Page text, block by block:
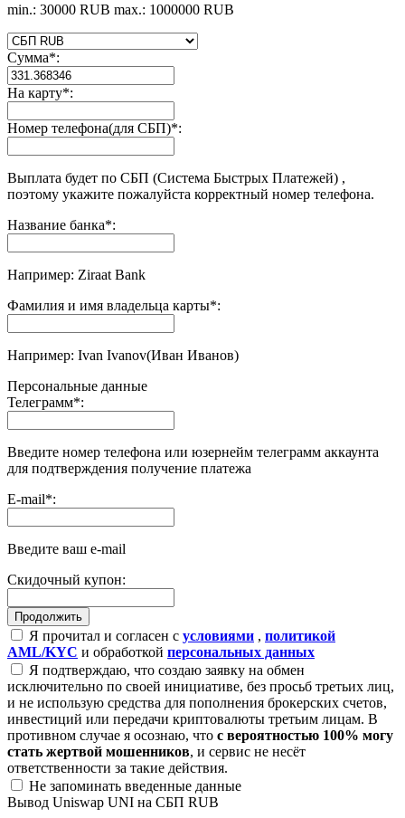
min.: 30000 RUB max.: 1000000 RUB
Сумма*:
На карту*:
Номер телефона(для СБП)*:
Выплата будет по СБП (Система Быстрых Платежей) ,
поэтому укажите пожалуйста корректный номер телефона.
Название банка*:
Например: Ziraat Bank
Фамилия и имя владельца карты*:
Например: Ivan Ivanov(Иван Иванов)
Персональные данные
Телеграмм*:
Введите номер телефона или юзернейм телеграмм аккаунта
для подтверждения получение платежа
E-mail*:
Введите ваш e-mail
Скидочный купон:
Я прочитал и согласен с условиями , политикой
AML/KYC и обработкой персональных данных
Я подтверждаю, что создаю заявку на обмен
исключительно по своей инициативе, без просьб третьих лиц,
и не использую средства для пополнения брокерских счетов,
инвестиций или передачи криптовалюты третьим лицам. В
противном случае я осознаю, что с вероятностью 100% могу
стать жертвой мошенников, и сервис не несёт
ответственности за такие действия.
Не запоминать введенные данные
Вывод Uniswap UNI на СБП RUB